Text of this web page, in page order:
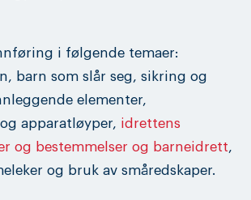
i følgende temaer:
barn som slår seg, sikring og
elementer,
apparatløyper, idrettens
og bestemmelser og barneidrett,
og bruk av småredskaper.